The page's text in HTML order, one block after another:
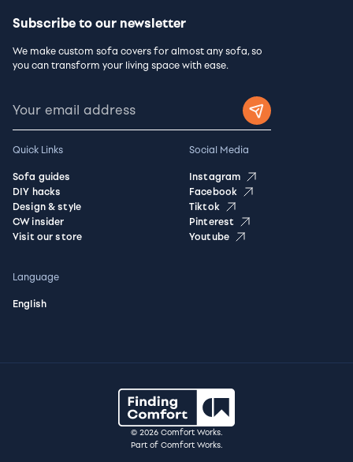
Subscribe to our newsletter
We make custom sofa covers for almost any sofa, so
you can transform your living space with ease.
Quick Links
Sofa guides
DIY hacks
Design & style
CW insider
Visit our store
Social Media
Instagram
Facebook
Tiktok
Pinterest
Youtube
Language
English
© 2026 Comfort Works.
Part of Comfort Works.